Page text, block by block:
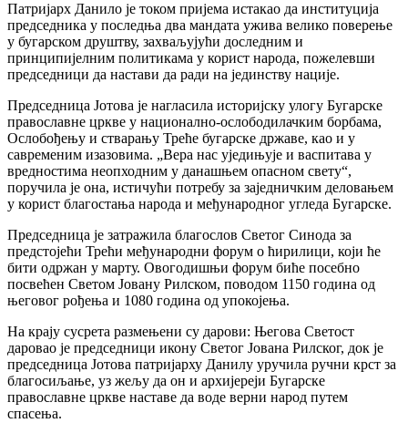
Патријарх Данило је током пријема истакао да институција
председника у последња два мандата ужива велико поверење
у бугарском друштву, захваљујући доследним и
принципијелним политикама у корист народа, пожелевши
председници да настави да ради на јединству нације.
Председница Јотова је нагласила историјску улогу Бугарске
православне цркве у национално-ослободилачким борбама,
Ослобођењу и стварању Треће бугарске државе, као и у
савременим изазовима. „Вера нас уједињује и васпитава у
вредностима неопходним у данашњем опасном свету“,
поручила је она, истичући потребу за заједничким деловањем
у корист благостања народа и међународног угледа Бугарске.
Председница је затражила благослов Светог Синода за
предстојећи Трећи међународни форум о ћирилици, који ће
бити одржан у марту. Овогодишњи форум биће посебно
посвећен Светом Јовану Рилском, поводом 1150 година од
његовог рођења и 1080 година од упокојења.
На крају сусрета размењени су дарови: Његова Светост
даровао је председници икону Светог Јована Рилског, док је
председница Јотова патријарху Данилу уручила ручни крст за
благосиљање, уз жељу да он и архијереји Бугарске
православне цркве наставе да воде верни народ путем
спасења.